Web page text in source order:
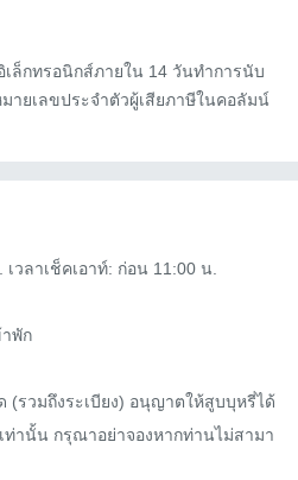
เล็กทรอนิกส์ภายใน 14 วันทำการนับ
ายเลขประจำตัวผู้เสียภาษีในคอลัมน์
วลาเช็คเอาท์: ก่อน 11:00 น.
พัก
(รวมถึงระเบียง) อนุญาตให้สูบบุหรี่ได้
านั้น กรุณาอย่าจองหากท่านไม่สามา